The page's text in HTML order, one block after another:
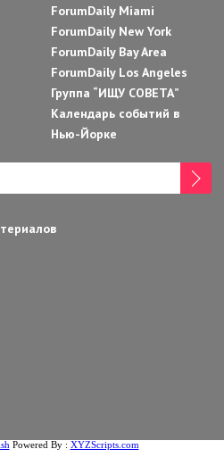
ForumDaily Miami
ForumDaily New York
ForumDaily Bay Area
ForumDaily Los Angeles
Группа “ИЩУ СОВЕТА”
Календарь событий в
Нью-Йорке
Powered By : XYZScripts.com